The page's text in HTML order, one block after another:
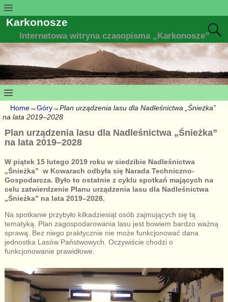
Karkonosze
Internetowa witryna czasopisma „Karkonosze”
Home→Góry→Plan urządzenia lasu dla Nadleśnictwa „Śnieżka”
na lata 2019–2028
Plan urządzenia lasu dla Nadleśnictwa „Śnieżka”
na lata 2019–2028
W piątek 15 lutego 2019 roku w siedzibie Nadleśnictwa
„Śnieżka” w Kowarach odbyła się Narada Techniczno-
Gospodarcza. Było to ostatnie z cyklu spotkań mających na
celu zatwierdzenie Planu urządzenia lasu dla Nadleśnictwa
„Śnieżka” na lata 2019–2028.
Na spotkanie przybyło kilkadziesiąt osób zajmujących się tą
tematyką. Plan zagospodarowania lasu jest bowiem bardzo ważną
sprawą. Bez niego praktycznie nie może funkcjonować dana
jednostka Lasów Państwowych. Oczywiście chodzi o
funkcjonowanie prawidłowe.